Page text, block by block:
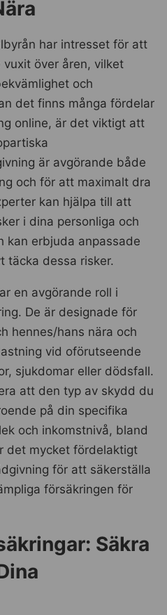
har intresset för att
över åren, vilket
och
det finns många fördelar
online, är det viktigt att
är avgörande både
och för att maximalt dra
kan hjälpa till att
i dina personliga och
kan erbjuda anpassade
täcka dessa risker.
en avgörande roll i
De är designade för
hennes/hans nära och
vid oförutseende
sjukdomar eller dödsfall.
att den typ av skydd du
på din specifika
och inkomstnivå, bland
det mycket fördelaktigt
för att säkerställa
försäkringen för
Säkra